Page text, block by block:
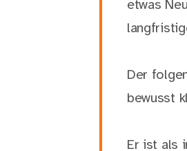
etwas
Der
bewusst
Er ist als